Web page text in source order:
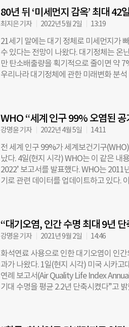
에 ‘숨;편한 포레스트’ 18호 숲을 조성하
서로의 문화를 이해하고
공할 예정이다. 작년부터는 학교숲 조성
으로 송파구 풍납초, 성북구 장위초, 동작
번째 학교숲을 완공했다. 롯데홈쇼핑은
은 월계중학교를 12호 숲 조성지로 선정,
학교에 숲을 조성하는 것은 이번이 처음
육 환경을 제공하자는 취지에서 진행했
산홍, 조팝나무 등 관목류를 포함해 총 나
환경을 제공하자는 취지에서 초등학교에
다”며 “향후에도 도심 내 학교숲을 지속
편, 환경문제
80년 뒤 ‘미세먼지 감옥’ 최대
최지은 기자 2022년 5월 2일 13:19
21세기 말에는 대기 정체로 미세먼지가
수 있다는 전망이 나왔다. 대기정체는 온
만 탄소배출량을 획기적으로 줄이면 약
우리나라 대기정체에 관한 미래변화 분
뤄지지 않은 고탄소 시나리오에서는 21
로 늘어날 것으로 예측됐다. 지금보다 최
중단단계 시나리오에서는 약 35.3일, 탄
발생한다고 전망했다. 기상청은 “탄소감
(51%) 줄어들 수 있다”고 설명했다. 대기
로, 겨울~봄철 고농도 미세먼지 현상의
배치가 바뀌면서 상·하층 바람이 약해진
년 겨울~봄철 서울에서 대기정체가 나타
지 현상이 발생했다. 최지은 더나은미래
WHO “세계 인구 99% 오염된 공
강명윤 기자 2022년 4월 5일 14:11
전 세계 인구 99%가 세계보건기구
났다. 4일(현지 시각) WHO는 이 같은 내
2022’ 보고서를 발표했다. WHO는
기로 관련 데이터를 업데이트하고 있다.
화질소로 인한 오염 정도를 처음으로 측
되며, 도심 지역에서 가장 흔하게 발생하
면 천식 같은 호흡기질환과 기침, 호흡곤
대기질 가이드라인은 미세먼지의 경우
산화질소 연간 평균 10㎍/㎥를 유지하도
일수록 더 나빴다. 고소득 국가에서
준수한 도시의 비율은 17%인 반면 중·저
발표해 2019년 전 세계에서 지역 대기오
“대기오염, 인간 수명 최대 9년
강명윤 기자 2021년 9월 2일 14:46
화석연료 사용으로 인한 대기오염이 인
과가 나왔다. 1일(현지 시각) 미국 시카
연례 보고서(Air Quality Life Index
기대 수명을 평균 2.2년 단축시켰다”고